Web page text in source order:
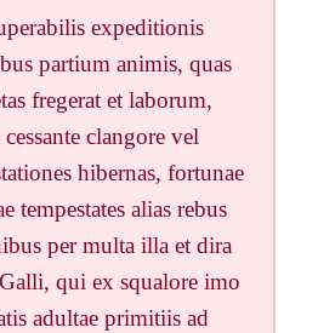
expeditionis
partium animis, quas
fregerat et laborum,
clangore vel
hibernas, fortunae
tempestates alias rebus
per multa illa et dira
qui ex squalore imo
adultae primitiis ad